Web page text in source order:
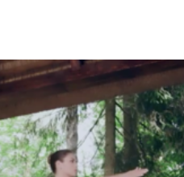
полёт души
внутренний покой